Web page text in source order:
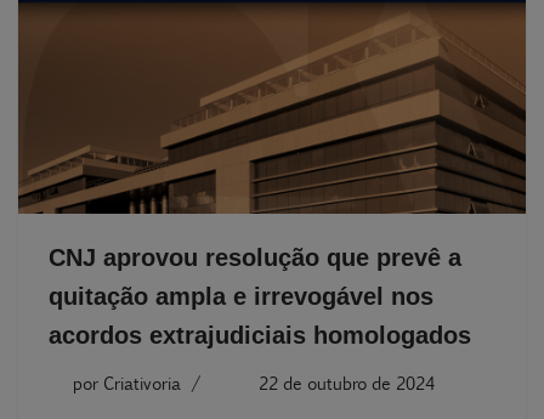
CNJ aprovou resolução que prevê a
quitação ampla e irrevogável nos
acordos extrajudiciais homologados
por Criativoria 22 de outubro de 2024